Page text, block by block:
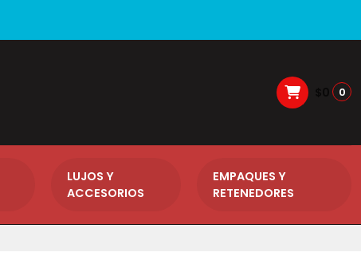
0
LUJOS Y
ACCESORIOS
EMPAQUES Y
RETENEDORES